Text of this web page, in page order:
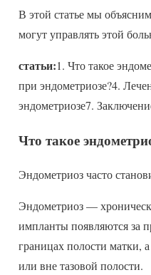
В этой статье мы
могут управлять этой
статьи:1. Что такое
при эндометриозе?4.
эндометриозе7.
Что такое
Эндометриоз часто
Эндометриоз —
импланты появляются за
границах полости матки,
или вне тазовой полости.